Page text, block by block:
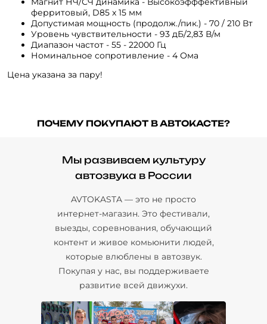
ферритовый, D85 x 15 мм
Допустимая мощность (продолж./пик.) - 70 / 210 Вт
Уровень чувствительности - 93 дБ/2,83 В/м
Диапазон частот - 55 - 22000 Гц
Номинальное сопротивление - 4 Ома
Цена указана за пару!
ПОЧЕМУ ПОКУПАЮТ В АВТОКАСТЕ?
Мы развиваем культуру
автозвука в России
AVTOKASTA — это не просто
интернет-магазин. Это фестивали,
выезды, соревнования, обучающий
контент и живое комьюнити людей,
которые влюблены в автозвук.
Покупая у нас, вы поддерживаете
развитие всей движухи.